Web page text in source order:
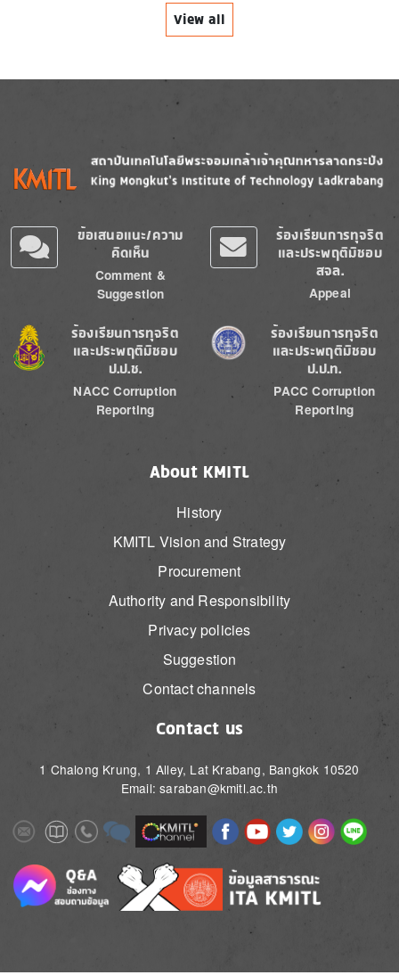
View all
Image
ข้อเสนอแนะ/ความ
คิดเห็น
Comment &
Suggestion
ร้องเรียนการทุจริต
และประพฤติมิชอบ
สจล.
Appeal
Image
ร้องเรียนการทุจริต
และประพฤติมิชอบ
ป.ป.ช.
NACC Corruption
Reporting
Image
ร้องเรียนการทุจริต
และประพฤติมิชอบ
ป.ป.ท.
PACC Corruption
Reporting
About KMITL
History
KMITL Vision and Strategy
Procurement
Authority and Responsibility
Privacy policies
Suggestion
Contact channels
Contact us
1 Chalong Krung, 1 Alley, Lat Krabang, Bangkok 10520
Email: saraban@kmitl.ac.th
ImageImageImageImage Image ImageImageImageImageImage
Image Image